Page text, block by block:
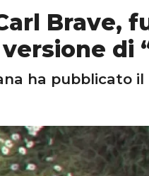
Brave,
versione di
ha pubblicato